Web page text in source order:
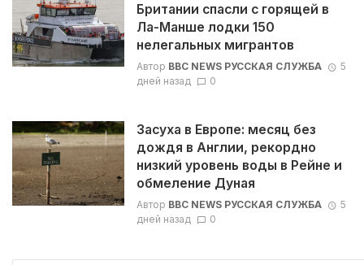
Британии спасли с горящей в
Ла-Манше лодки 150
нелегальных мигрантов
Автор BBC NEWS РУССКАЯ СЛУЖБА
5
дней назад
0
Засуха в Европе: месяц без
дождя в Англии, рекордно
низкий уровень воды в Рейне и
обмеление Дуная
Автор BBC NEWS РУССКАЯ СЛУЖБА
5
дней назад
0